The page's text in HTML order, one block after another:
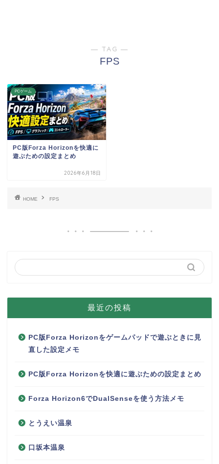
― TAG ―
FPS
PCゲーム
PC版Forza Horizonを快適に
遊ぶための設定まとめ
2026年6月18日
HOME FPS
最近の投稿
PC版Forza Horizonをゲームパッドで遊ぶときに見
直した設定メモ
PC版Forza Horizonを快適に遊ぶための設定まとめ
Forza Horizon6でDualSenseを使う方法メモ
とうえい温泉
口坂本温泉